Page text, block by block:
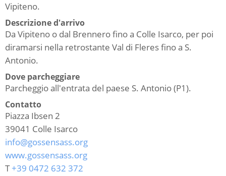
Vipiteno.
Descrizione d'arrivo
Da Vipiteno o dal Brennero fino a Colle Isarco, per poi
diramarsi nella retrostante Val di Fleres fino a S.
Antonio.
Dove parcheggiare
Parcheggio all'entrata del paese S. Antonio (P1).
Contatto
Piazza Ibsen 2
39041 Colle Isarco
info@gossensass.org
www.gossensass.org
T+39 0472 632 372